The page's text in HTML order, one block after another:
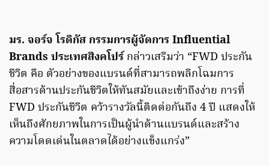
มร. จอร์จ โรดิกัส กรรมการผู้จัดการ Influential
Brands ประเทศสิงคโปร์กล่าวเสริมว่า “FWD ประกัน
ชีวิต คือ ตัวอย่างของแบรนด์ที่สามารถพลิกโฉมการ
สื่อสารด้านประกันชีวิตให้ทันสมัยและเข้าถึงง่าย การที่
FWD ประกันชีวิต คว้ารางวัลนี้ติดต่อกันถึง 4 ปี แสดงให้
เห็นถึงศักยภาพในการเป็นผู้นำด้านแบรนด์และสร้าง
ความโดดเด่นในตลาดได้อย่างแข็งแกร่ง”